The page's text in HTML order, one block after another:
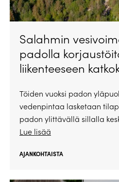
Salahmin
padolla
liikenteeseen
Töiden vuoksi padon
vedenpintaa lasketaan
padon ylittävällä sillalla
Lue lisää
AJANKOHTAISTA